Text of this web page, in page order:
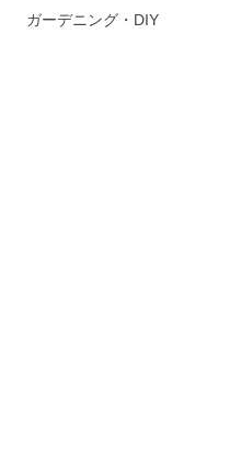
ガーデニング・DIY